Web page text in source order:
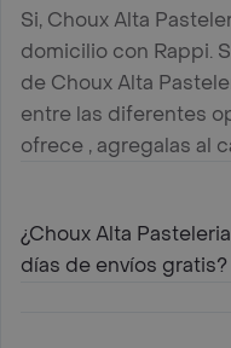
Si, Choux Alta
domicilio con Rappi.
de Choux Alta
entre las diferentes
ofrece , agregalas al
¿Choux Alta
días de envíos gratis?